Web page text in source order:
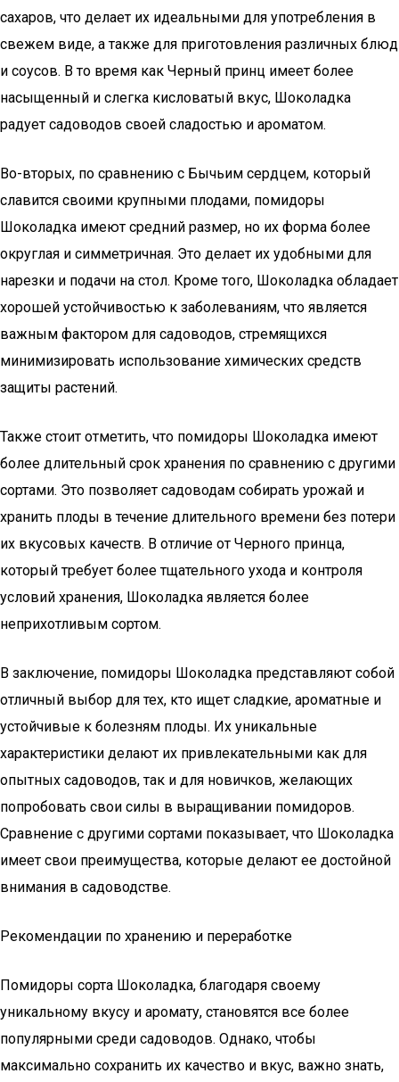
сахаров, что делает их идеальными для употребления в
свежем виде, а также для приготовления различных блюд
и соусов. В то время как Черный принц имеет более
насыщенный и слегка кисловатый вкус, Шоколадка
радует садоводов своей сладостью и ароматом.
Во-вторых, по сравнению с Бычьим сердцем, который
славится своими крупными плодами, помидоры
Шоколадка имеют средний размер, но их форма более
округлая и симметричная. Это делает их удобными для
нарезки и подачи на стол. Кроме того, Шоколадка обладает
хорошей устойчивостью к заболеваниям, что является
важным фактором для садоводов, стремящихся
минимизировать использование химических средств
защиты растений.
Также стоит отметить, что помидоры Шоколадка имеют
более длительный срок хранения по сравнению с другими
сортами. Это позволяет садоводам собирать урожай и
хранить плоды в течение длительного времени без потери
их вкусовых качеств. В отличие от Черного принца,
который требует более тщательного ухода и контроля
условий хранения, Шоколадка является более
неприхотливым сортом.
В заключение, помидоры Шоколадка представляют собой
отличный выбор для тех, кто ищет сладкие, ароматные и
устойчивые к болезням плоды. Их уникальные
характеристики делают их привлекательными как для
опытных садоводов, так и для новичков, желающих
попробовать свои силы в выращивании помидоров.
Сравнение с другими сортами показывает, что Шоколадка
имеет свои преимущества, которые делают ее достойной
внимания в садоводстве.
Рекомендации по хранению и переработке
Помидоры сорта Шоколадка, благодаря своему
уникальному вкусу и аромату, становятся все более
популярными среди садоводов. Однако, чтобы
максимально сохранить их качество и вкус, важно знать,